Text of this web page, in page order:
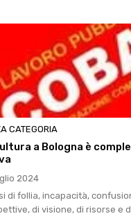
CATEGORIA
a Bologna è
2024
di follia, incapacità,
di visione, di risorse e